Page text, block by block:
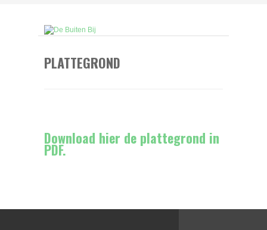
PLATTEGROND
Download hier de plattegrond in
PDF.